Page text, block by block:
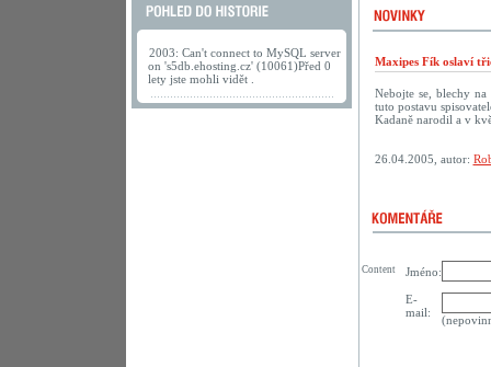
2003: Can't connect to MySQL server
on 's5db.ehosting.cz' (10061)Před 0
lety jste mohli vidět .
Maxipes Fík oslaví
Nebojte se, blechy
tuto postavu
Kadaně narodil a v
26.04.2005, autor:
Jméno:
E-
mail:
Content